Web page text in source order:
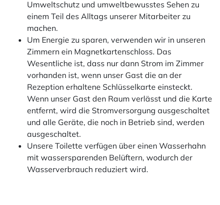
Umweltschutz und umweltbewusstes Sehen zu
einem Teil des Alltags unserer Mitarbeiter zu
machen.
Um Energie zu sparen, verwenden wir in unseren
Zimmern ein Magnetkartenschloss. Das
Wesentliche ist, dass nur dann Strom im Zimmer
vorhanden ist, wenn unser Gast die an der
Rezeption erhaltene Schlüsselkarte einsteckt.
Wenn unser Gast den Raum verlässt und die Karte
entfernt, wird die Stromversorgung ausgeschaltet
und alle Geräte, die noch in Betrieb sind, werden
ausgeschaltet.
Unsere Toilette verfügen über einen Wasserhahn
mit wassersparenden Belüftern, wodurch der
Wasserverbrauch reduziert wird.